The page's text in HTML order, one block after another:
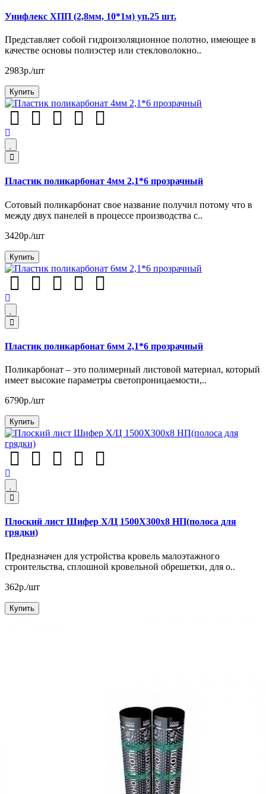
Унифлекс ХПП (2,8мм, 10*1м) уп.25 шт.
Представляет собой гидроизоляционное полотно, имеющее в
качестве основы полиэстер или стекловолокно..
2983р./шт
Купить
Пластик поликарбонат 4мм 2,1*6 прозрачный
Сотовый поликарбонат свое название получил потому что в
между двух панелей в процессе производства с..
3420р./шт
Купить
Пластик поликарбонат 6мм 2,1*6 прозрачный
Поликарбонат – это полимерный листовой материал, который
имеет высокие параметры светопроницаемости,..
6790р./шт
Купить
Плоский лист Шифер Х/Ц 1500Х300х8 НП(полоса для
грядки)
Предназначен для устройства кровель малоэтажного
строительства, сплошной кровельной обрешетки, для о..
362р./шт
Купить